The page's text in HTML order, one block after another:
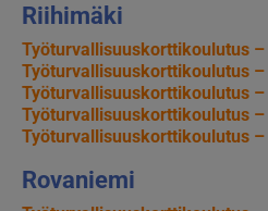
Riihimäki
Työturvallisuuskorttikoulutus –
Työturvallisuuskorttikoulutus –
Työturvallisuuskorttikoulutus –
Työturvallisuuskorttikoulutus –
Työturvallisuuskorttikoulutus –
Rovaniemi